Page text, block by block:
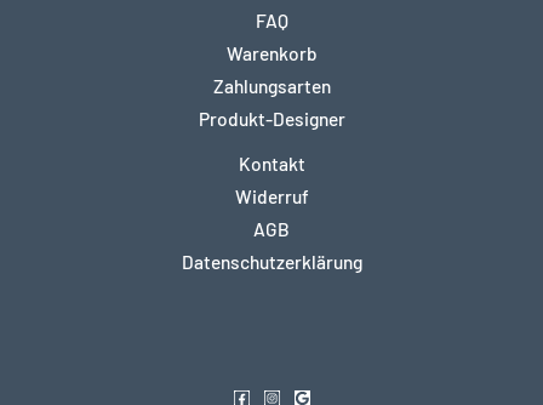
FAQ
Warenkorb
Zahlungsarten
Produkt-Designer
Kontakt
Widerruf
AGB
Datenschutzerklärung